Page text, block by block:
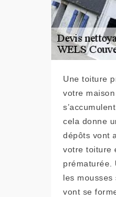
Une toiture
votre
cela donne
dépôts vont
votre toiture
prématurée.
les mousses
vont se